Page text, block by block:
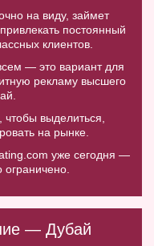
на виду, займет
постоянный
клиентов.
— это вариант для
рекламу высшего
выделиться,
на рынке.
уже сегодня —
ограничено.
— Дубай